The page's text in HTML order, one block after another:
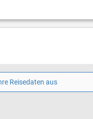
Reisedaten aus